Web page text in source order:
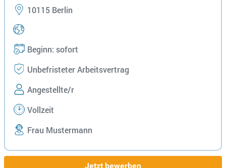
10115 Berlin
Beginn: sofort
Unbefristeter Arbeitsvertrag
Angestellte/r
Vollzeit
Frau Mustermann
Jetzt bewerben